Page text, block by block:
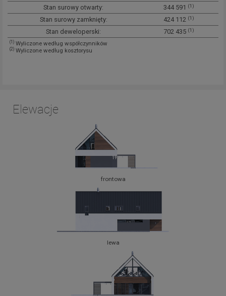
Stan surowy otwarty: 344 591 (1)
Stan surowy zamknięty: 424 112 (1)
Stan deweloperski: 702 435 (1)
(1) Wyliczone według współczynników
(2) Wyliczone według kosztorysu
Elewacje
frontowa
lewa